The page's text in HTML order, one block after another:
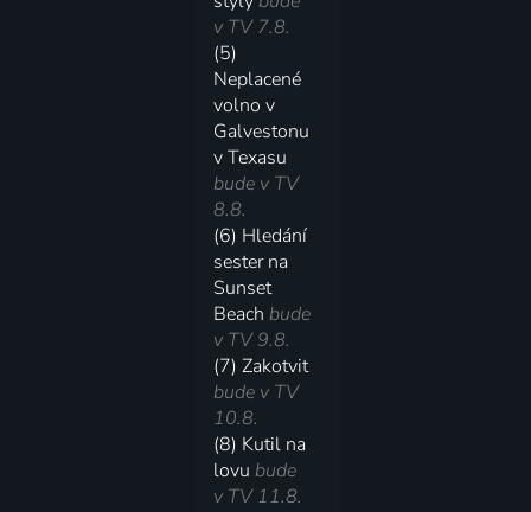
v TV 7.8.
(5)
Neplacené
volno v
Galvestonu
v Texasu
bude v TV
8.8.
(6) Hledání
sester na
Sunset
Beachbude
v TV 9.8.
(7) Zakotvit
bude v TV
10.8.
(8) Kutil na
lovubude
v TV 11.8.